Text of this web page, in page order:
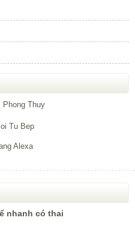
nhanh có thai